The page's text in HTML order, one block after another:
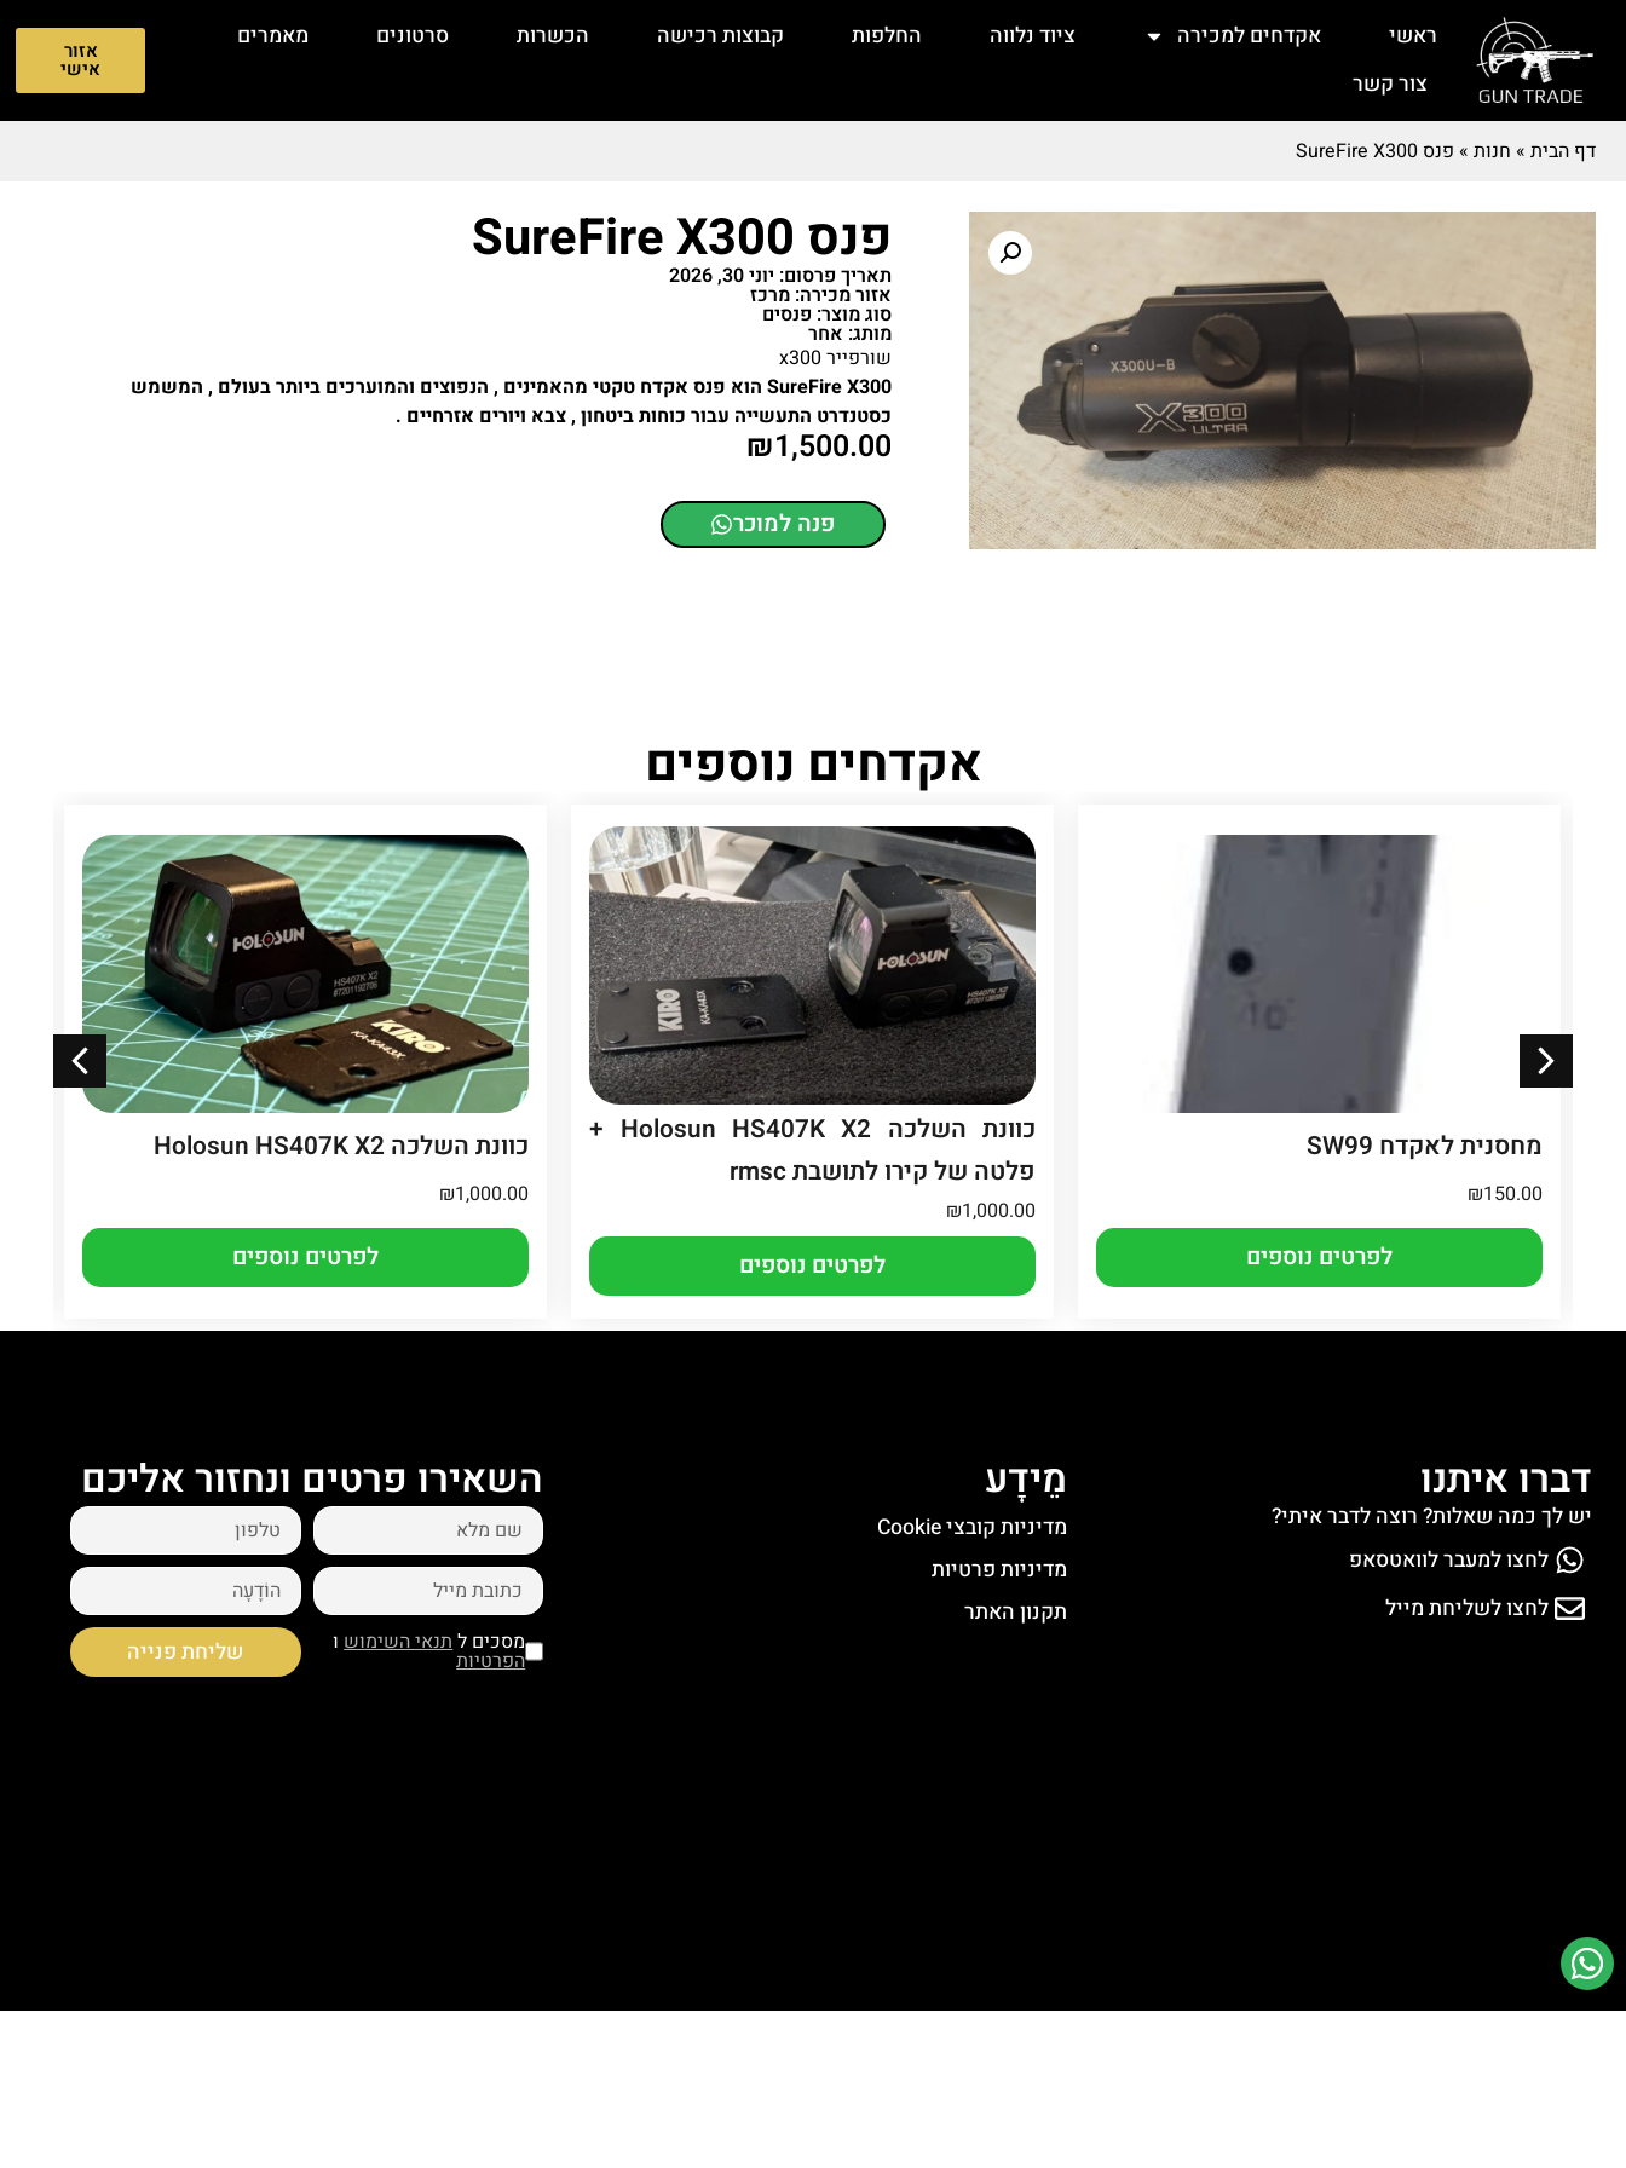
ראשי אקדחים למכירה ציוד נלווה החלפות קבוצות רכישה הכשרות סרטונים
מאמרים
צור קשר
אזור
אישי
דף הבית » חנות » פנס SureFire X300
פנס SureFire X300
תאריך פרסום: יוני 30, 2026
אזור מכירה: מרכז
סוג מוצר: פנסים
מותג: אחר
שורפייר x300
SureFire X300 הוא פנס אקדח טקטי מהאמינים , הנפוצים והמוערכים ביותר בעולם , המשמש
כסטנדרט התעשייה עבור כוחות ביטחון , צבא ויורים אזרחיים .
₪1,500.00
פנה למוכר
אקדחים נוספים
מחסנית לאקדח SW99
₪150.00
לפרטים נוספים
כוונת השלכה Holosun HS407K X2 +
פלטה של קירו לתושבת rmsc
₪1,000.00
לפרטים נוספים
כוונת השלכה Holosun HS407K X2
₪1,000.00
לפרטים נוספים
השאירו פרטים ונחזור אליכם
מסכים לתנאי השימושו
הפרטיות שליחת פנייה
מֵידָע
מדיניות קובצי Cookie
מדיניות פרטיות
תקנון האתר
דברו איתנו
יש לך כמה שאלות? רוצה לדבר איתי?
לחצו למעבר לוואטסאפ
לחצו לשליחת מייל